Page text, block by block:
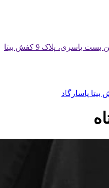
تهران، باغ سپهسالار، بن بست یاسری، پلاک 9 کفش بیتا
پاسارگاد